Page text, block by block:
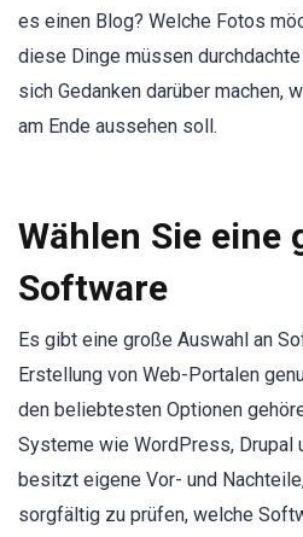
es einen Blog? Welche Fotos
diese Dinge müssen
sich Gedanken darüber machen,
am Ende aussehen soll.
Wählen Sie eine
Software
Es gibt eine große Auswahl an
Erstellung von Web-Portalen
den beliebtesten Optionen
Systeme wie WordPress, Drupal
besitzt eigene Vor- und
sorgfältig zu prüfen, welche